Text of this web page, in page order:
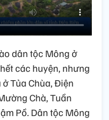
dân tộc Mông ở
các huyện, nhưng
Tủa Chùa, Điện
Chà, Tuần
Pồ. Dân tộc Mông